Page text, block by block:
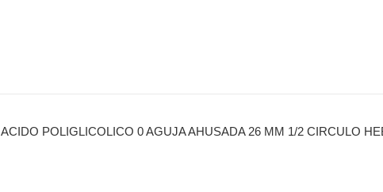
ACIDO POLIGLICOLICO 0 AGUJA AHUSADA 26 MM 1/2 CIRCULO